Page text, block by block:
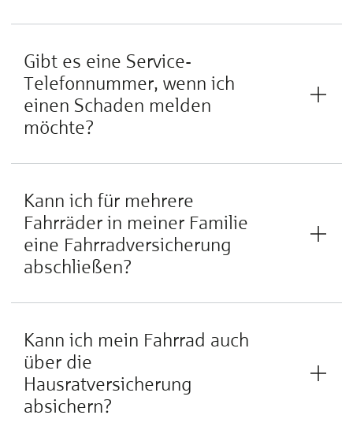
Gibt es eine Service-
Telefonnummer, wenn ich
einen Schaden melden
möchte?
Kann ich für mehrere
Fahrräder in meiner Familie
eine Fahrradversicherung
abschließen?
Kann ich mein Fahrrad auch
über die
Hausratversicherung
absichern?